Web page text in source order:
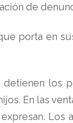
de
porta en
los
En las
Los